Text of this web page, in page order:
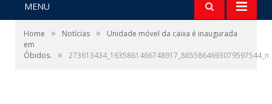
MENU
Home » Notícias »
Unidade móvel da caixa é inaugurada
em
Óbidos.
» 273613434_1635861466748917_8655864693079597544_n